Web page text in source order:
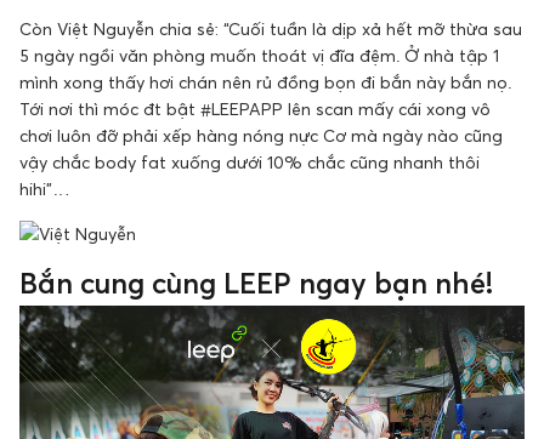
Còn Việt Nguyễn chia sẻ: “Cuối tuần là dịp xả hết mỡ thừa sau
5 ngày ngồi văn phòng muốn thoát vị đĩa đệm. Ở nhà tập 1
mình xong thấy hơi chán nên rủ đồng bọn đi bắn này bắn nọ.
Tới nơi thì móc đt bật #LEEPAPP lên scan mấy cái xong vô
chơi luôn đỡ phải xếp hàng nóng nực Cơ mà ngày nào cũng
vậy chắc body fat xuống dưới 10% chắc cũng nhanh thôi
hihi”…
Bắn cung cùng LEEP ngay bạn nhé!